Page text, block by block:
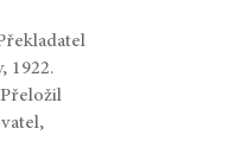
1922.
Přeložil